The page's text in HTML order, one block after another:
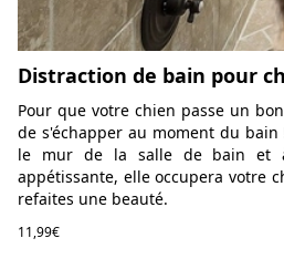
Distraction de bain pour
Pour que votre chien passe un
de s'échapper au moment du
le mur de la salle de bain et
appétissante, elle occupera votre
refaites une beauté.
11,99€